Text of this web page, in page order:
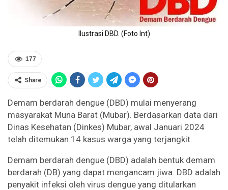
Ilustrasi DBD. (Foto Int)
177
Share
Demam berdarah dengue (DBD) mulai menyerang
masyarakat Muna Barat (Mubar). Berdasarkan data dari
Dinas Kesehatan (Dinkes) Mubar, awal Januari 2024
telah ditemukan 14 kasus warga yang terjangkit.
Demam berdarah dengue (DBD) adalah bentuk demam
berdarah (DB) yang dapat mengancam jiwa. DBD adalah
penyakit infeksi oleh virus dengue yang ditularkan